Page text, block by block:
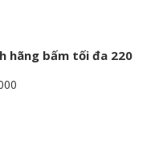
hãng bấm tối đa 220